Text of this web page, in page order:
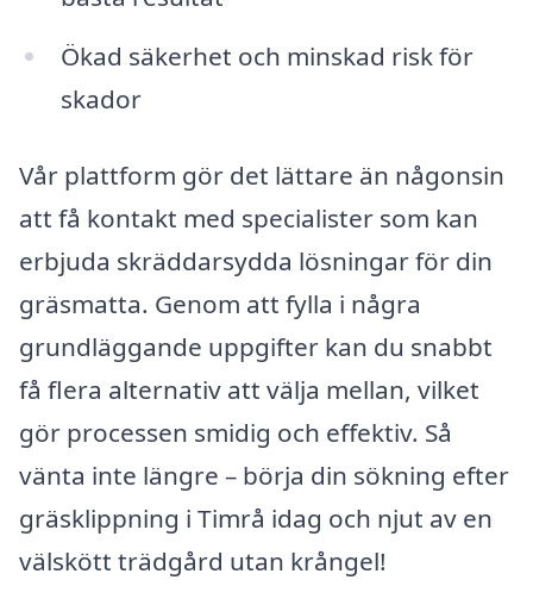
Ökad säkerhet och minskad risk för
skador
Vår plattform gör det lättare än någonsin
att få kontakt med specialister som kan
erbjuda skräddarsydda lösningar för din
gräsmatta. Genom att fylla i några
grundläggande uppgifter kan du snabbt
få flera alternativ att välja mellan, vilket
gör processen smidig och effektiv. Så
vänta inte längre – börja din sökning efter
gräsklippning i Timrå idag och njut av en
välskött trädgård utan krångel!